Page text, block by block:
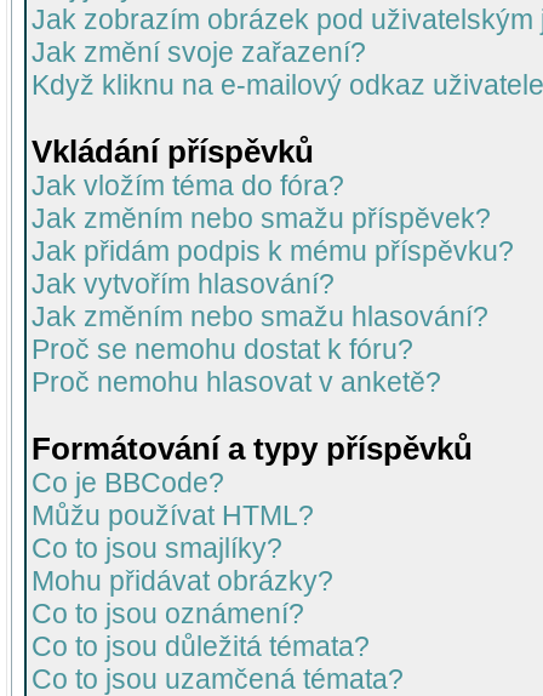
Jak zobrazím obrázek pod uživatelským
Jak změní svoje zařazení?
Když kliknu na e-mailový odkaz
Vkládání příspěvků
Jak vložím téma do fóra?
Jak změním nebo smažu příspěvek?
Jak přidám podpis k mému příspěvku?
Jak vytvořím hlasování?
Jak změním nebo smažu hlasování?
Proč se nemohu dostat k fóru?
Proč nemohu hlasovat v anketě?
Formátování a typy příspěvků
Co je BBCode?
Můžu používat HTML?
Co to jsou smajlíky?
Mohu přidávat obrázky?
Co to jsou oznámení?
Co to jsou důležitá témata?
Co to jsou uzamčená témata?